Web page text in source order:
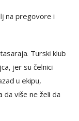
na pregovore i
Turski klub
jer su čelnici
u ekipu,
da više ne želi da